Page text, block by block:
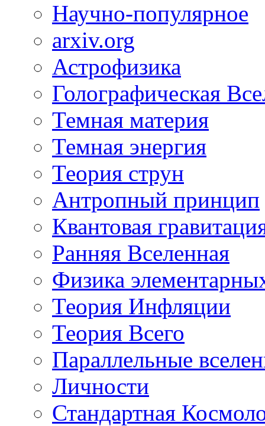
Научно-популярное
arxiv.org
Астрофизика
Голографическая
Темная материя
Темная энергия
Теория струн
Антропный принцип
Квантовая
Ранняя Вселенная
Физика
Теория Инфляции
Теория Всего
Параллельные
Личности
Стандартная